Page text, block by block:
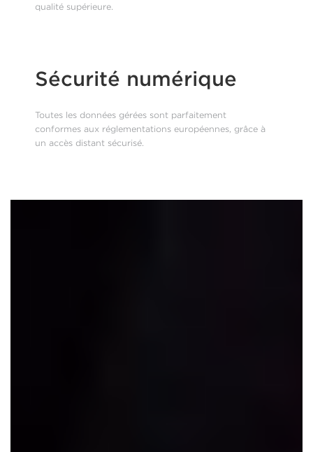
qualité supérieure.
Sécurité numérique
Toutes les données gérées sont parfaitement
conformes aux réglementations européennes, grâce à
un accès distant sécurisé.